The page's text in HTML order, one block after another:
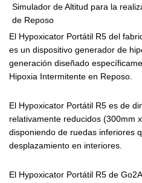
El Hypoxicator Portátil R5 del
es un dispositivo generador de
generación diseñado
Hipoxia Intermitente en Reposo.
El Hypoxicator Portátil R5 es de
relativamente reducidos (300mm
disponiendo de ruedas inferiores
desplazamiento en interiores.
El Hypoxicator Portátil R5 de